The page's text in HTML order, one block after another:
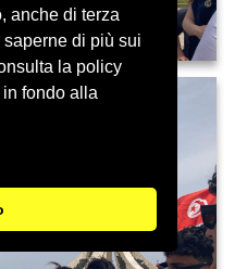
anche di terza
saperne di più sui
la policy
fondo alla